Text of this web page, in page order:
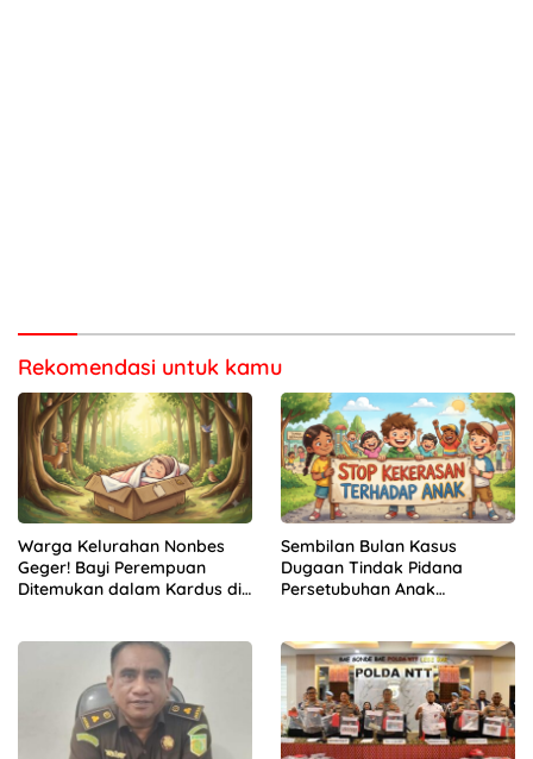
Rekomendasi untuk kamu
Warga Kelurahan Nonbes
Geger! Bayi Perempuan
Ditemukan dalam Kardus di
Sembilan Bulan Kasus
Dugaan Tindak Pidana
Persetubuhan Anak